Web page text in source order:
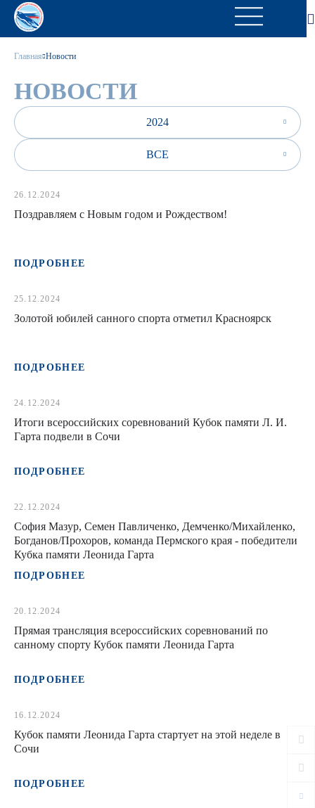
Главная Новости
НОВОСТИ
2024
ВСЕ
26.12.2024
Поздравляем с Новым годом и Рождеством!
ПОДРОБНЕЕ
25.12.2024
Золотой юбилей санного спорта отметил Красноярск
ПОДРОБНЕЕ
24.12.2024
Итоги всероссийских соревнований Кубок памяти Л. И.
Гарта подвели в Сочи
ПОДРОБНЕЕ
22.12.2024
София Мазур, Семен Павличенко, Демченко/Михайленко,
Богданов/Прохоров, команда Пермского края - победители
Кубка памяти Леонида Гарта
ПОДРОБНЕЕ
20.12.2024
Прямая трансляция всероссийских соревнований по
санному спорту Кубок памяти Леонида Гарта
ПОДРОБНЕЕ
16.12.2024
Кубок памяти Леонида Гарта стартует на этой неделе в
Сочи
ПОДРОБНЕЕ